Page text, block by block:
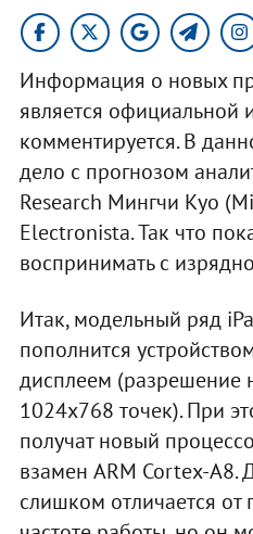
Информация о новых
является официальной
комментируется. В
дело с прогнозом
Research Мингчи Куо
Electronista. Так что
воспринимать с
Итак, модельный ряд
пополнится
дисплеем (разрешение
1024x768 точек). При
получат новый
взамен ARM Cortex-A8.
слишком отличается